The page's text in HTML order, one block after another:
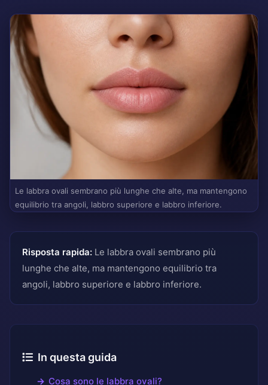
Le labbra ovali sembrano più lunghe che alte, ma mantengono
equilibrio tra angoli, labbro superiore e labbro inferiore.
Risposta rapida: Le labbra ovali sembrano più
lunghe che alte, ma mantengono equilibrio tra
angoli, labbro superiore e labbro inferiore.
In questa guida
Cosa sono le labbra ovali?